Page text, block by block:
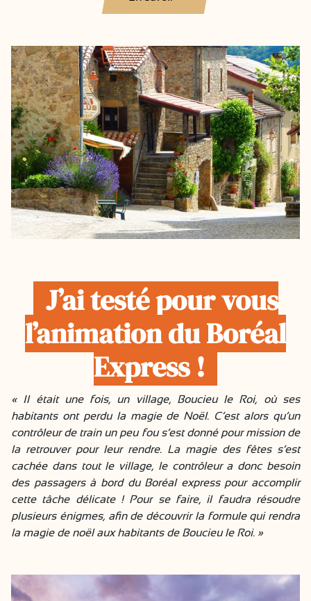
J’ai testé pour vous
l’animation du Boréal
Express !
« Il était une fois, un village, Boucieu le Roi, où ses
habitants ont perdu la magie de Noël. C’est alors qu’un
contrôleur de train un peu fou s’est donné pour mission de
la retrouver pour leur rendre. La magie des fêtes s’est
cachée dans tout le village, le contrôleur a donc besoin
des passagers à bord du Boréal express pour accomplir
cette tâche délicate ! Pour se faire, il faudra résoudre
plusieurs énigmes, afin de découvrir la formule qui rendra
la magie de noël aux habitants de Boucieu le Roi. »